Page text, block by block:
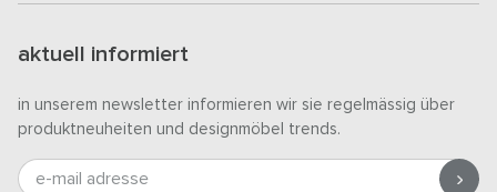
aktuell informiert
in unserem newsletter informieren wir sie regelmässig über
produktneuheiten und designmöbel trends.
e-mail adresse